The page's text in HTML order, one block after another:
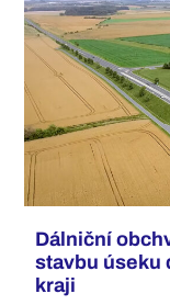
Dálniční
stavbu úseku
kraji